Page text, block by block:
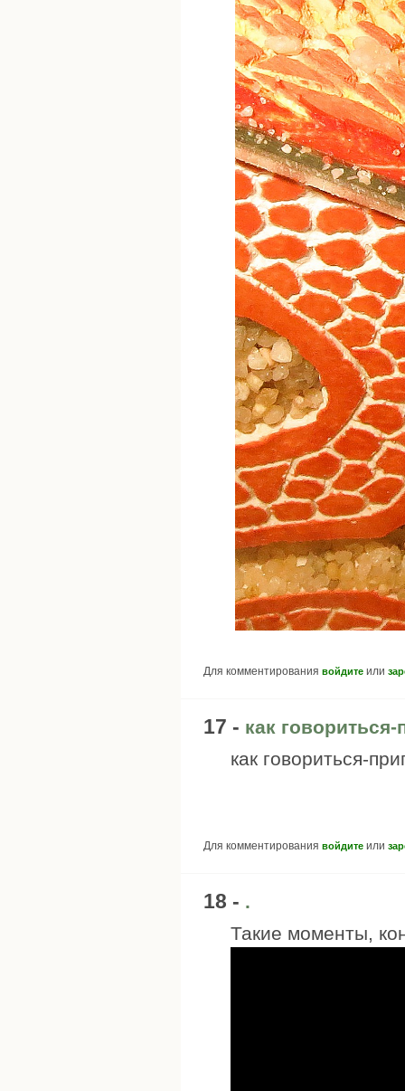
Для комментирования войдите или
17 - как
как говориться-
Для комментирования войдите или
18 - .
Такие моменты,